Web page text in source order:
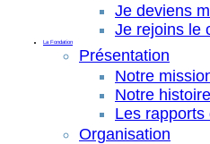
Je deviens
Je rejoins le
La Fondation
Présentation
Notre
Notre histoire
Les rapports
Organisation